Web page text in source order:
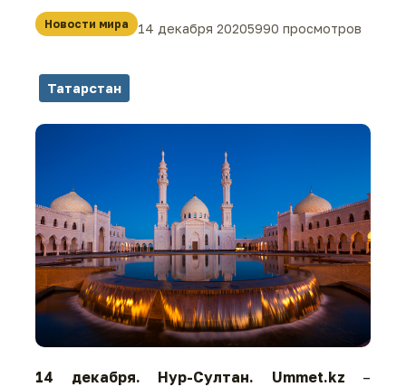
Новости мира 14 декабря 20205990 просмотров
Татарстан
14 декабря. Нур-Султан. Ummet.kz –